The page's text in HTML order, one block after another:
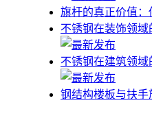
旗杆的真正价值：
不锈钢在装饰领域
不锈钢在建筑领域
钢结构楼板与扶手